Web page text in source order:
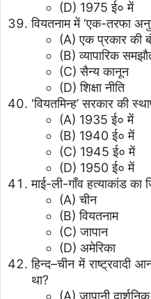
(D) 1975 ई० में
वियतनाम में ‘एक-तरफा
(A) एक प्रकार की
(B) व्यापारिक
(C) सैन्य कानून
(D) शिक्षा नीति
‘वियतमिन्ह’ सरकार की
(A) 1935 ई० में
(B) 1940 ई० में
(C) 1945 ई० में
(D) 1950 ई० में
माई-ली-गाँव हत्याकांड का
(A) चीन
(B) वियतनाम
(C) जापान
(D) अमेरिका
हिन्द–चीन में राष्ट्रवादी
था?
(A) जापानी दार्शनिक